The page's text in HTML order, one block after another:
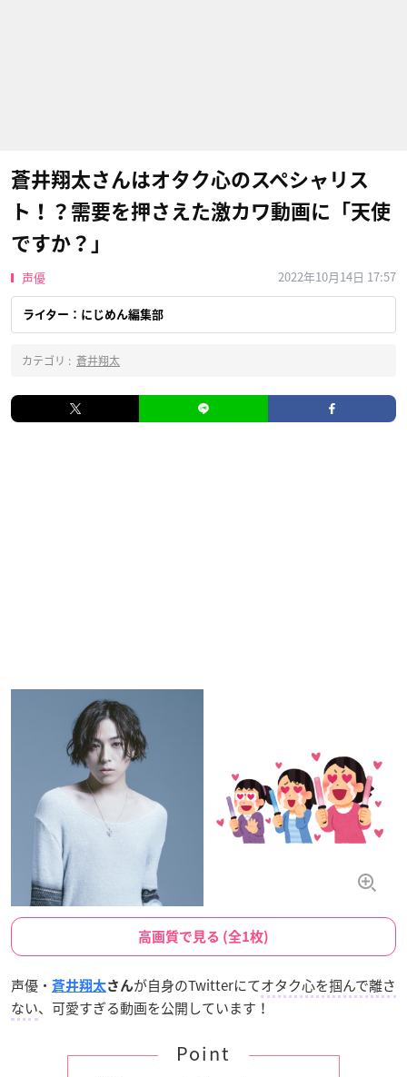
蒼井翔太さんはオタク心のスペシャリス
ト！？需要を押さえた激カワ動画に「天使
ですか？」
声優 2022年10月14日 17:57
ライター：にじめん編集部
カテゴリ : 蒼井翔太
高画質で見る (全1枚)
声優・ 蒼井翔太さんが自身のTwitterにてオタク心を掴んで離さ
ない、可愛すぎる動画を公開しています！
Point